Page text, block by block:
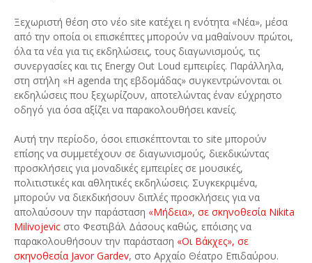
Ξεχωριστή θέση στο νέο site κατέχει η ενότητα «Νέα», μέσα
από την οποία οι επισκέπτες μπορούν να μαθαίνουν πρώτοι,
όλα τα νέα για τις εκδηλώσεις, τους διαγωνισμούς, τις
συνεργασίες και τις Energy Out Loud εμπειρίες. Παράλληλα,
στη στήλη «Η agenda της εβδομάδας» συγκεντρώνονται οι
εκδηλώσεις που ξεχωρίζουν, αποτελώντας έναν εύχρηστο
οδηγό για όσα αξίζει να παρακολουθήσει κανείς.
Αυτή την περίοδο, όσοι επισκέπτονται το site μπορούν
επίσης να συμμετέχουν σε διαγωνισμούς, διεκδικώντας
προσκλήσεις για μοναδικές εμπειρίες σε μουσικές,
πολιτιστικές και αθλητικές εκδηλώσεις. Συγκεκριμένα,
μπορούν να διεκδικήσουν διπλές προσκλήσεις για να
απολαύσουν την παράσταση «Μήδεια», σε σκηνοθεσία Nikita
Milivojevic στο Φεστιβάλ Δάσους καθώς, επόισης να
παρακολουθήσουν την παράσταση «Οι Βάκχες», σε
σκηνοθεσία Javor Gardev, στο Αρχαίο Θέατρο Επιδαύρου.